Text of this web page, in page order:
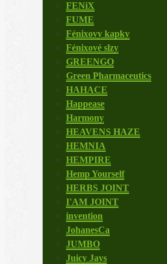
FENiX
FUME
Fénixovy kapky
Fénixové slzy
GREENGO
Green Pharmaceutics
HAHACE
Happease
Harmony
HEAVENS HAZE
HEMNIA
HEMPIRE
Hemp Yourself
HERBS JOINT
I'AM JOINT
invention
JohanesCa
JUMBO
Juicy Jays